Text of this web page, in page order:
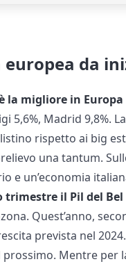
da
la migliore in
5,6%, Madrid 9,8%.
rispetto ai big
una tantum.
e un’economia
trimestre il Pil del
Quest’anno,
prevista nel
prossimo. Mentre per